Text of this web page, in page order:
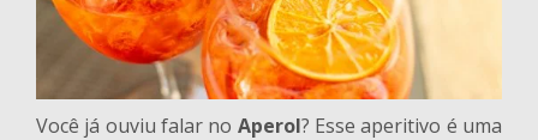
Você já ouviu falar no Aperol? Esse aperitivo é uma